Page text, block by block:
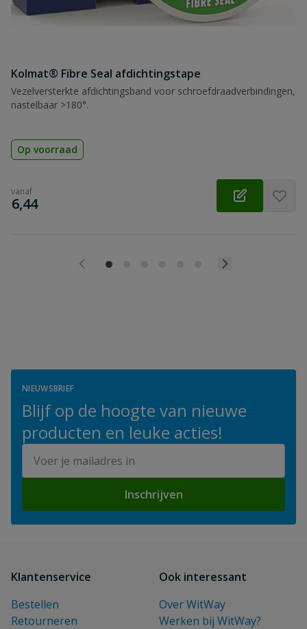
Kolmat® Fibre Seal afdichtingstape
Vezelversterkte afdichtingsband voor schroefdraadverbindingen,
nastelbaar >180°.
Op voorraad
vanaf
€
6,44
NIEUWSBRIEF
Blijf op de hoogte van nieuwe
producten en leuke acties!
Inschrijven
Klantenservice
Bestellen
Retourneren
Ook interessant
Over WitWay
Werken bij WitWay?